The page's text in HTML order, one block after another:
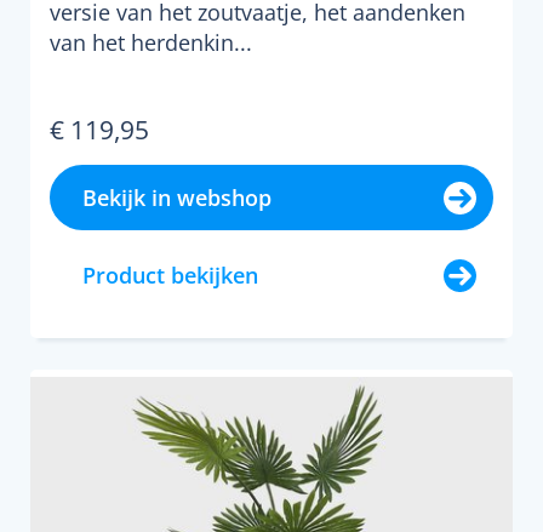
versie van het zoutvaatje, het aandenken
van het herdenkin...
€ 119,95
Bekijk in webshop
Product bekijken